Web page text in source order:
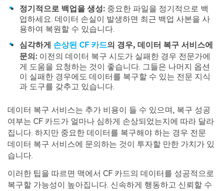
정기적으로 백업을 생성: 중요한 파일을 정기적으로 백
업하세요. 데이터 손실이 발생하면 최근 백업 사본을 사
용하여 복원할 수 있습니다.
심각하게 손상된 CF 카드의 경우, 데이터 복구 서비스에
문의: 이전의 데이터 복구 시도가 실패한 경우 전문가에
게 도움을 요청하는 것이 좋습니다. 그들은 나머지 옵션
이 실패한 경우에도 데이터를 복구할 수 있는 전문 지식
과 도구를 갖추고 있습니다.
데이터 복구 서비스는 추가 비용이 들 수 있으며, 복구 성공
여부는 CF 카드가 얼마나 심하게 손상되었는지에 따라 달라
집니다. 하지만 중요한 데이터를 복구해야 하는 경우 전문
데이터 복구 서비스에 문의하는 것이 투자할 만한 가치가 있
습니다.
이러한 팁을 따르면 맥에서 CF 카드의 데이터를 성공적으로
복구할 가능성이 높아집니다. 신속하게 행동하고 신뢰할 수